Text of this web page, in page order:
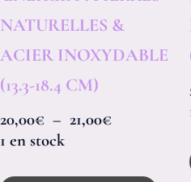
NATURELLES &
ACIER INOXYDABLE
(13.3-18.4 CM)
20,00€ – 21,00€
1 en stock